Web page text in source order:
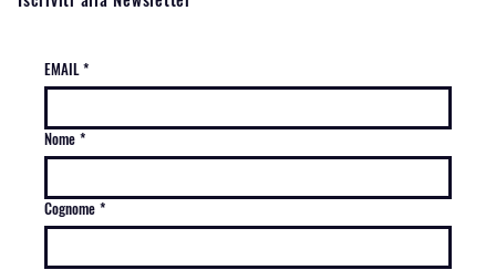
EMAIL *
Nome *
Cognome *